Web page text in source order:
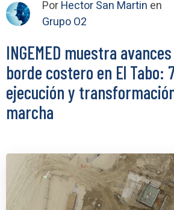
PorHector San Martin en
Grupo O2
INGEMED muestra
borde costero en El Tabo:
ejecución y
marcha